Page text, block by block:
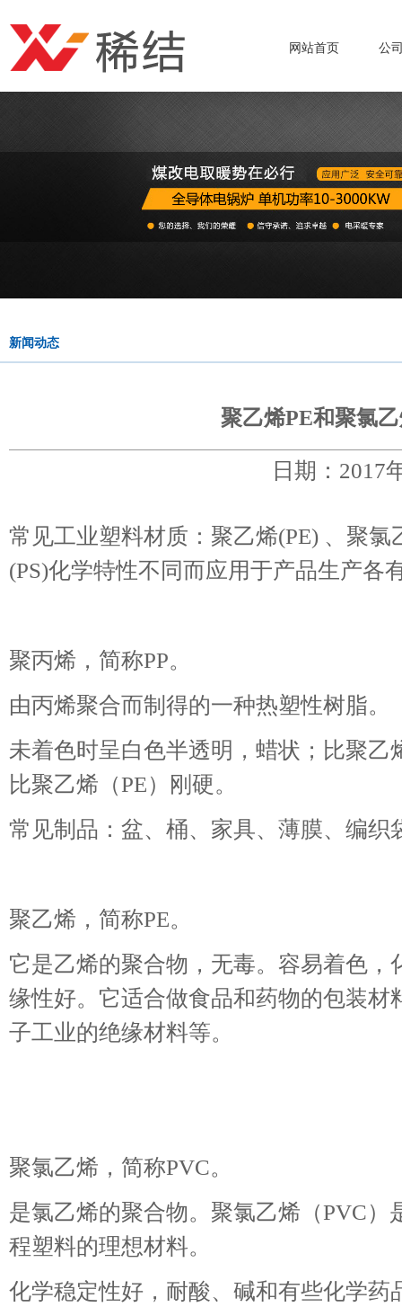
网站首页 公
新闻动态
聚乙烯PE和聚氯
日期：2017
常见工业塑料材质：聚乙烯(PE) 、聚
(PS)化学特性不同而应用于产品生产各
聚丙烯，简称PP。
由丙烯聚合而制得的一种热塑性树脂。
未着色时呈白色半透明，蜡状；比聚乙
比聚乙烯（PE）刚硬。
常见制品：盆、桶、家具、薄膜、编
聚乙烯，简称PE。
它是乙烯的聚合物，无毒。容易着色
缘性好。它适合做食品和药物的包装
子工业的绝缘材料等。
聚氯乙烯，简称PVC。
是氯乙烯的聚合物。聚氯乙烯（PVC
程塑料的理想材料。
化学稳定性好，耐酸、碱和有些化学药